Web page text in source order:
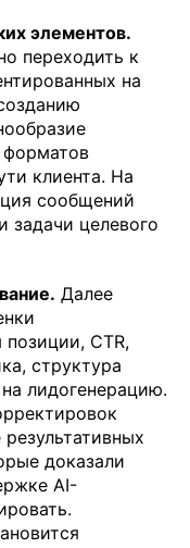
элементов.
переходить к
на
форматов
клиента. На
сообщений
задачи целевого
Далее
CTR,
структура
лидогенерацию.
доказали
AI-